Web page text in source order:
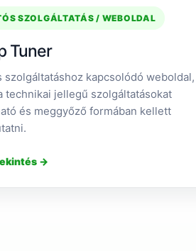
SZOLGÁLTATÁS / WEBOLDAL
Tuner
szolgáltatáshoz kapcsolódó weboldal,
technikai jellegű szolgáltatásokat
és meggyőző formában kellett
→